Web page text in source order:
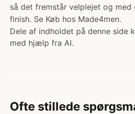
så det fremstår velplejet og med
finish. Se Køb hos Made4men.
Dele af indholdet på denne side
med hjælp fra AI.
Ofte stillede